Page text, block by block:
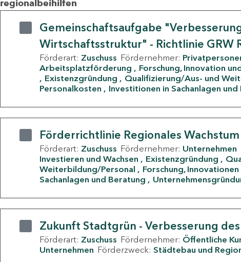
regionalbeihilfen
Gemeinschaftsaufgabe
Wirtschaftsstruktur" - Richtlinie GRW
Förderart: Zuschuss Fördernehmer:
Arbeitsplatzförderung
Forschung, Innovation
Existenzgründung
Qualifizierung/Aus- und
Personalkosten
Investitionen in Sachanlagen
Förderrichtlinie Regionales Wachstum
Förderart: Zuschuss Fördernehmer: Unternehmen
Investieren und Wachsen
Existenzgründung
Weiterbildung/Personal
Forschung,
Sachanlagen und Beratung
Zukunft Stadtgrün - Verbesserung
Förderart: Zuschuss Fördernehmer: Öffentliche
Unternehmen Förderzweck: Städtebau und